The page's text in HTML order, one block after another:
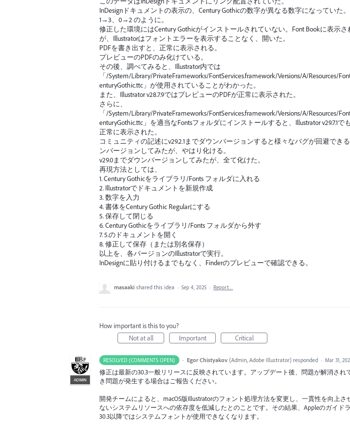
InDesignドキュメントの表示の、Century Gothicの数字が異なる数字になっていた。
1→3、0→2 のように。
修正した環境にはCentury Gothicがインストールされていない。Font Bookに表示さ
が、Illustratorはフォントエラーを表示することなく、開いた。
PDFを書き出すと、正常に表示される。
プレビューのPDFのみ化けている。
その後、調べてみると、Illustrator内では
「/System/Library/PrivateFrameworks/FontServices.framework/Versions/A/Resources/
enturyGothic.ttc」が使用されていることがわかった。
また、Illustrator v28.7.9ではプレビューのPDFが正常に表示された。
さらに、
「/System/Library/PrivateFrameworks/FontServices.framework/Versions/A/Resources/
enturyGothic.ttc」を適当なFontsフォルダにインストールすると、Illustrator v29.7.1で
正常に表示された。
コミュニティの記述にv29.2.1までダウンバージョンすると様々なバグが回避でき
ンバージョンしてみたが、やはり化ける。
v29.0までダウンバージョンしてみたが、全て化けた。
再現方法としては、
1. Century Gothicをライブラリ/Fonts フォルダに入れる
2. Illustratorでドキュメントを新規作成
3. 数字を入力
4. 書体をCentury Gothic Regularにする
5. 保存して閉じる
6. Century Gothicをライブラリ/Fonts フォルダから外す
7. 5.のドキュメントを開く
8. 修正して保存（または別名保存）
以上を、各バージョンのIllustratorで実行。
InDesignに貼り付けるまでもなく、Finderのプレビューで確認できる。
masaaki shared this idea · Sep 4, 2025 · Report…
How important is this to you?
Not at all
Important Critical
RESOLVED (COMMENTS OPEN) ·
ADMIN
Egor Chistyakov (Admin, Adobe Illustrator)responded · Mar 31,
修正は最新の30.3一般リリースに反映されています。アップデート後、問題が解消され
き問題が発生する場合はご報告ください。
開発チームによると、macOS版Illustratorのフォント処理方法を変更し、一貫性を向上
ないシステムリソースへの依存度を低減したとのことです。その結果、Appleのガイド
30.3以降ではシステムフォントが使用できなくなります。